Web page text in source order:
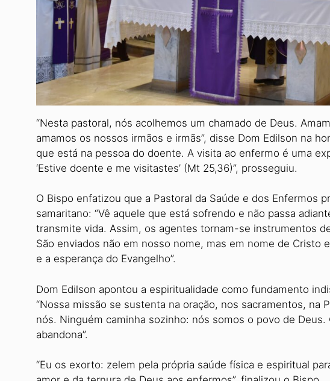
“Nesta pastoral, nós acolhemos um chamado de Deus.
amamos os nossos irmãos e irmãs”, disse Dom Edilson na
que está na pessoa do doente. A visita ao enfermo é uma
‘Estive doente e me visitastes’ (Mt 25,36)”, prosseguiu.
O Bispo enfatizou que a Pastoral da Saúde e dos Enfermos
samaritano: “Vê aquele que está sofrendo e não passa
transmite vida. Assim, os agentes tornam-se instrumentos
São enviados não em nosso nome, mas em nome de Cristo
e a esperança do Evangelho”.
Dom Edilson apontou a espirituali­dade como fundamento
“Nossa missão se sustenta na oração, nos sacramentos, na
nós. Ninguém caminha sozinho: nós somos o povo de
abandona”.
“Eu os exorto: zelem pela própria saúde física e espiritual